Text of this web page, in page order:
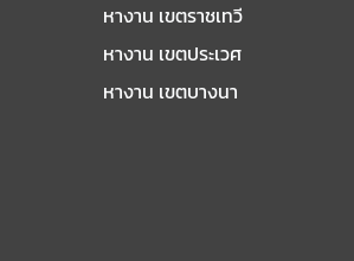
หางาน เขตราชเทวี
หางาน เขตประเวศ
หางาน เขตบางนา